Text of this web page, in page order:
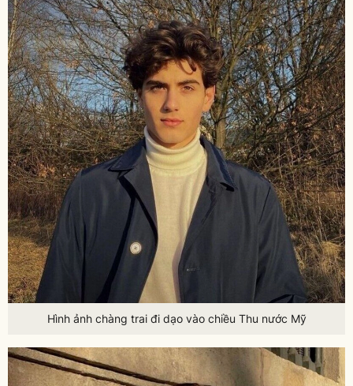
Hình ảnh chàng trai đi dạo vào chiều Thu nước Mỹ